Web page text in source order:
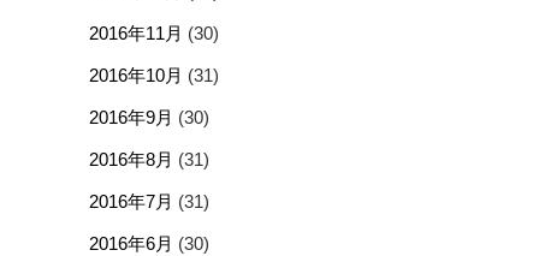
2016年11月 (30)
2016年10月 (31)
2016年9月 (30)
2016年8月 (31)
2016年7月 (31)
2016年6月 (30)